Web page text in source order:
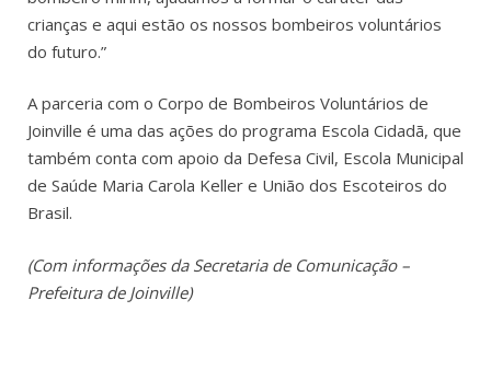
crianças e aqui estão os nossos bombeiros voluntários
do futuro.”
A parceria com o Corpo de Bombeiros Voluntários de
Joinville é uma das ações do programa Escola Cidadã, que
também conta com apoio da Defesa Civil, Escola Municipal
de Saúde Maria Carola Keller e União dos Escoteiros do
Brasil.
(Com informações da Secretaria de Comunicação –
Prefeitura de Joinville)